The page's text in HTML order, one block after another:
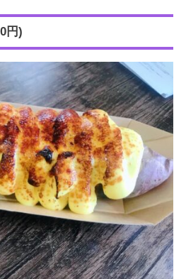
円)